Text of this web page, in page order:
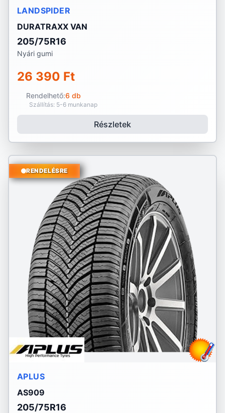
LANDSPIDER
DURATRAXX VAN
205/75R16
Nyári gumi
26 390 Ft
Rendelhető:6 db
Szállítás: 5-6 munkanap
Részletek
RENDELÉSRE
APLUS
AS909
205/75R16